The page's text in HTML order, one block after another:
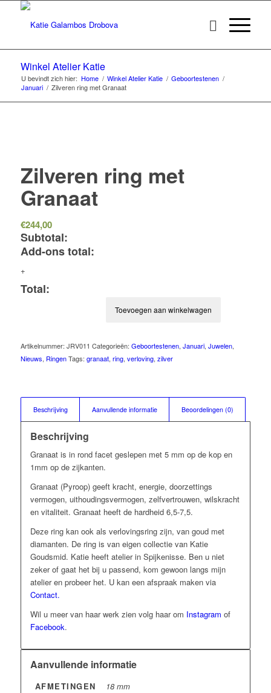
Winkel Atelier Katie
U bevindt zich hier: Home / Winkel Atelier Katie / Geboortestenen /
Januari / Zilveren ring met Granaat
Zilveren ring met
Granaat
€244,00
Subtotal:
Add-ons total:
+
Total:
Toevoegen aan winkelwagen
Artikelnummer: JRV011 Categorieën: Geboortestenen, Januari, Juwelen,
Nieuws, Ringen Tags: granaat, ring, verloving, zilver
Beschrijving Aanvullende informatie Beoordelingen (0)
Beschrijving
Granaat is in rond facet geslepen met 5 mm op de kop en
1mm op de zijkanten.
Granaat (Pyroop) geeft kracht, energie, doorzettings
vermogen, uithoudingsvermogen, zelfvertrouwen, wilskracht
en vitaliteit. Granaat heeft de hardheid 6,5-7,5.
Deze ring kan ook als verlovingsring zijn, van goud met
diamanten. De ring is van eigen collectie van Katie
Goudsmid. Katie heeft atelier in Spijkenisse. Ben u niet
zeker of gaat het bij u passend, kom gewoon langs mijn
atelier en probeer het. U kan een afspraak maken via
Contact.
Wil u meer van haar werk zien volg haar om Instagram of
Facebook.
Aanvullende informatie
AFMETINGEN 18 mm